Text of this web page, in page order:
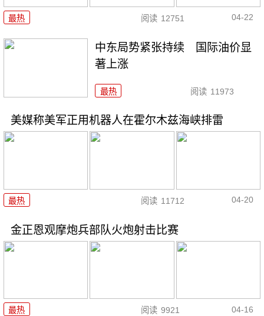
最热 阅读 12751 04-22
中东局势紧张持续 国际油价显
著上涨
最热 阅读 11973
美媒称美军正用机器人在霍尔木兹海峡排雷
最热 阅读 11712 04-20
金正恩观摩炮兵部队火炮射击比赛
最热 阅读 9921 04-16